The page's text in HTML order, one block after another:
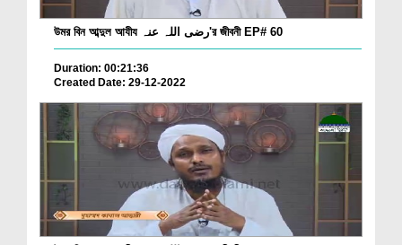
উমর বিন আব্দুল আযীয رضی اللہ عنہ'র জীবনী EP# 60
Duration: 00:21:36
Created Date: 29-12-2022